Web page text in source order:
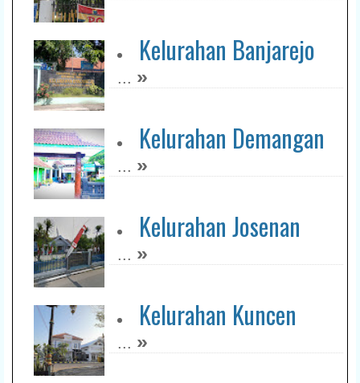
Kelurahan Banjarejo
... »
Kelurahan Demangan
... »
Kelurahan Josenan
... »
Kelurahan Kuncen
... »